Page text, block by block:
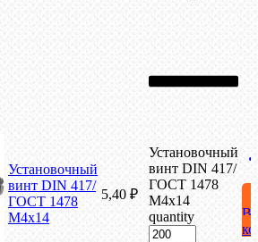
Установочный
винт DIN 417/
ГОСТ 1478
М4х14
5,40 ₽
Установочный
винт DIN 417/
ГОСТ 1478
М4х14
quantity
В